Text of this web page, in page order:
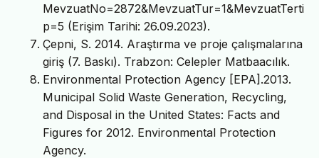
MevzuatNo=2872&MevzuatTur=1&MevzuatTerti
p=5 (Erişim Tarihi: 26.09.2023).
Çepni, S. 2014. Araştırma ve proje çalışmalarına
giriş (7. Baskı). Trabzon: Celepler Matbaacılık.
Environmental Protection Agency [EPA].2013.
Municipal Solid Waste Generation, Recycling,
and Disposal in the United States: Facts and
Figures for 2012. Environmental Protection
Agency.